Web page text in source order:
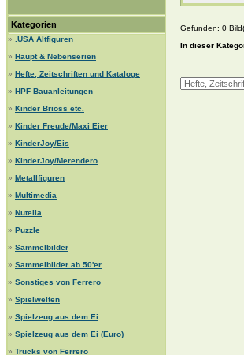
Kategorien
»
.USA Altfiguren
» Haupt & Nebenserien
» Hefte, Zeitschriften und Kataloge
» HPF Bauanleitungen
» Kinder Brioss etc.
» Kinder Freude/Maxi Eier
» KinderJoy/Eis
» KinderJoy/Merendero
» Metallfiguren
» Multimedia
» Nutella
» Puzzle
» Sammelbilder
» Sammelbilder ab 50'er
» Sonstiges von Ferrero
» Spielwelten
» Spielzeug aus dem Ei
» Spielzeug aus dem Ei (Euro)
» Trucks von Ferrero
Gefunden: 0
In dieser